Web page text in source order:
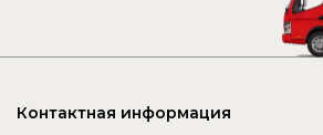
Контактная информация